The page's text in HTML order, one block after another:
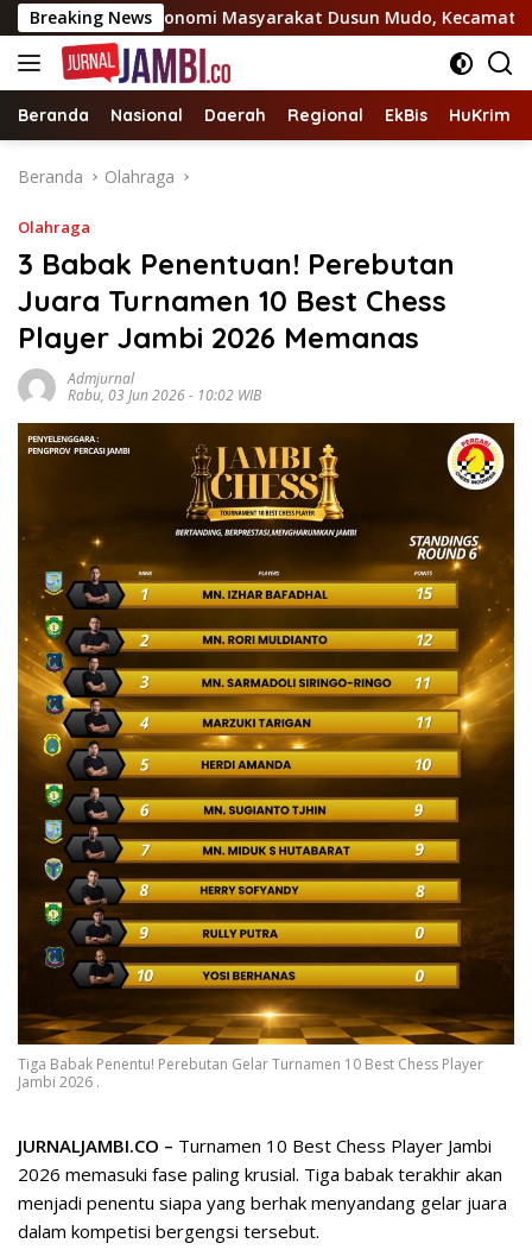
Langsung
ke
konten
Breaking News
Ekonomi Masyarakat Dusun Mudo, Kecamatan Taman
Beranda Nasional Daerah Regional EkBis HuKrim
Beranda Olahraga
Olahraga
3 Babak Penentuan! Perebutan
Juara Turnamen 10 Best Chess
Player Jambi 2026 Memanas
Admjurnal
Rabu, 03 Jun 2026 - 10:02 WIB
Tiga Babak Penentu! Perebutan Gelar Turnamen 10 Best Chess Player
Jambi 2026 .
JURNALJAMBI.CO – Turnamen 10 Best Chess Player Jambi
2026 memasuki fase paling krusial. Tiga babak terakhir akan
menjadi penentu siapa yang berhak menyandang gelar juara
dalam kompetisi bergengsi tersebut.